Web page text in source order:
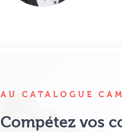
AU CATALOGUE
Compétez vos